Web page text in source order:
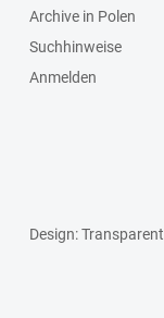
Archive in Polen
Suchhinweise
Anmelden
Design: Transparent